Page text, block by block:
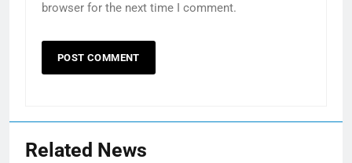
browser for the next time I comment.
Related News